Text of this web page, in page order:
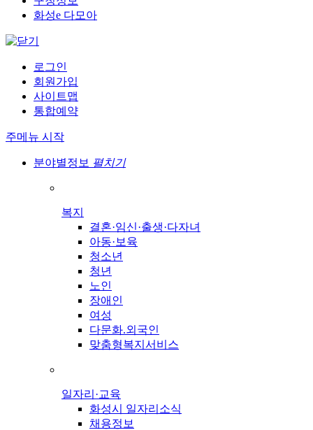
화성e 다모아
로그인
회원가입
사이트맵
통합예약
주메뉴 시작
분야별정보 펼치기
복지
결혼·임신·출생·다자녀
아동·보육
청소년
청년
노인
장애인
여성
다문화.외국인
맞춤형복지서비스
일자리·교육
화성시 일자리소식
채용정보